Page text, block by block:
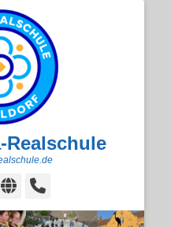
Realschule
Website
Handset